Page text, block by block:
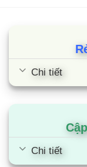
Chi tiết
Chi tiết